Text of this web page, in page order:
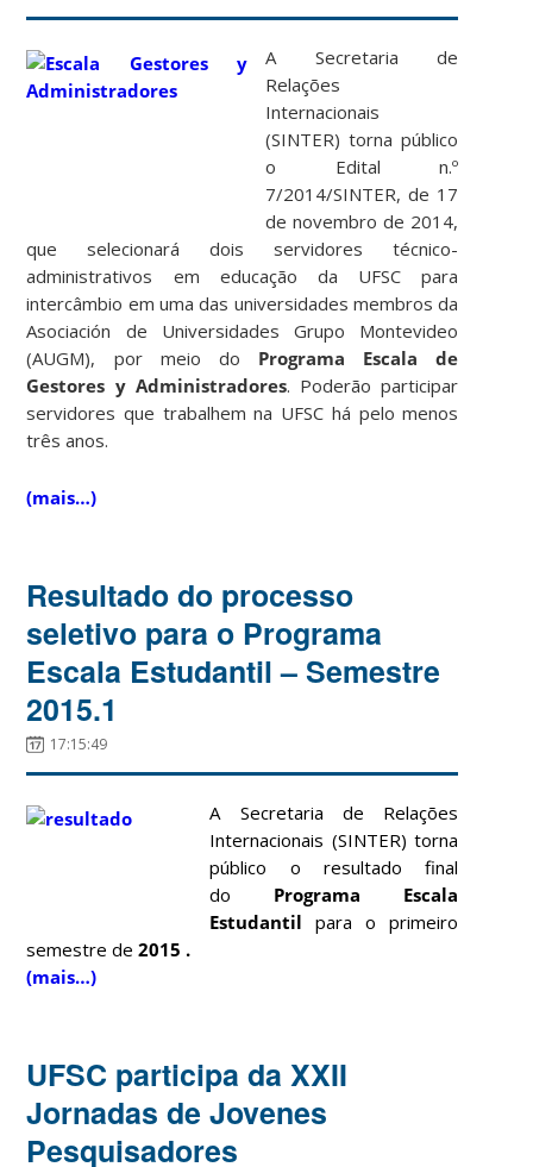
A Secretaria de
Relações
Internacionais
(SINTER) torna público
o Edital n.º
7/2014/SINTER, de 17
de novembro de 2014,
que selecionará dois servidores técnico-
administrativos em educação da UFSC para
intercâmbio em uma das universidades membros da
Asociación de Universidades Grupo Montevideo
(AUGM), por meio do Programa Escala de
Gestores y Administradores. Poderão participar
servidores que trabalhem na UFSC há pelo menos
três anos.
(mais…)
Resultado do processo
seletivo para o Programa
Escala Estudantil – Semestre
2015.1
17:15:49
A Secretaria de Relações
Internacionais (SINTER) torna
público o resultado final
do Programa Escala
Estudantilpara o primeiro
semestre de2015 .
(mais…)
UFSC participa da XXII
Jornadas de Jovenes
Pesquisadores